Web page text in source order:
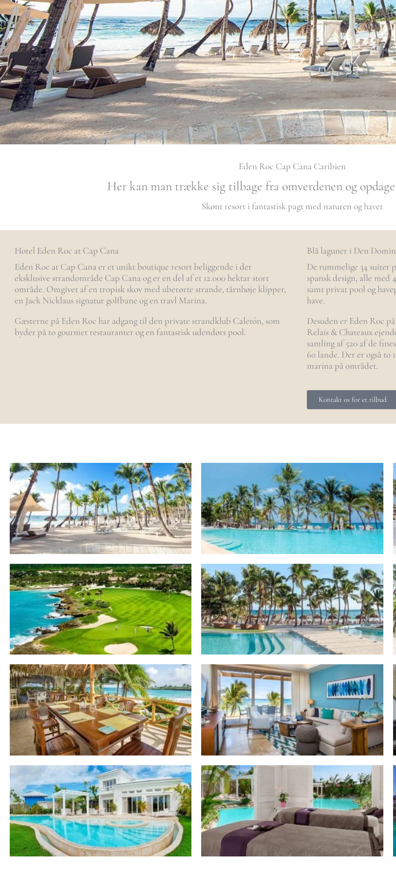
Eden Roc Cap Cana Caribien
Her kan man trække sig tilbage fra omverdenen og
Skønt resort i fantastisk pagt med naturen og havet
Hotel Eden Roc at Cap Cana
Eden Roc at Cap Cana er et unikt boutique resort beliggende i det
eksklusive strandområde Cap Cana og er en del af et 12.000 hektar stort
område. Omgivet af en tropisk skov med uberørte strande, tårnhøje klipper,
en Jack Nicklaus signatur golfbane og en travl Marina.
Gæsterne på Eden Roc har adgang til den private strandklub Caletón, som
byder på to gourmet restauranter og en fantastisk udendørs pool.
Blå laguner i Den
De rummelige 34 suiter
spansk design, alle
samt privat pool og
have.
Desuden er Eden Roc
Relais & Chateaux
samling af 520 af de
60 lande. Der er også to
marina på området.
Kontakt os for et tilbud